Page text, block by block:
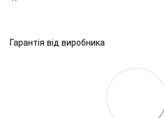
Гарантія від виробника